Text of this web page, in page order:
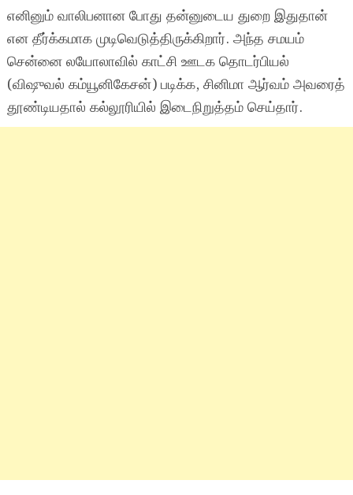
எனினும் வாலிபனான போது தன்னுடைய துறை இதுதான்
என தீர்க்கமாக முடிவெடுத்திருக்கிறார். அந்த சமயம்
சென்னை லயோலாவில் காட்சி ஊடக தொடர்பியல்
(விஷுவல் கம்யூனிகேசன்) படிக்க, சினிமா ஆர்வம் அவரைத்
தூண்டியதால் கல்லூரியில் இடைநிறுத்தம் செய்தார்.